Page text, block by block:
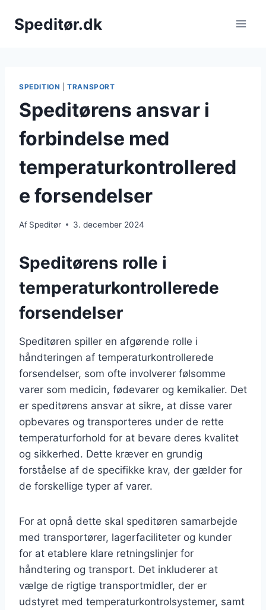
Speditør.dk
SPEDITION |TRANSPORT
Speditørens ansvar i
forbindelse med
temperaturkontrollered
e forsendelser
Af Speditør 3. december 2024
Speditørens rolle i
temperaturkontrollerede
forsendelser
Speditøren spiller en afgørende rolle i
håndteringen af temperaturkontrollerede
forsendelser, som ofte involverer følsomme
varer som medicin, fødevarer og kemikalier. Det
er speditørens ansvar at sikre, at disse varer
opbevares og transporteres under de rette
temperaturforhold for at bevare deres kvalitet
og sikkerhed. Dette kræver en grundig
forståelse af de specifikke krav, der gælder for
de forskellige typer af varer.
For at opnå dette skal speditøren samarbejde
med transportører, lagerfaciliteter og kunder
for at etablere klare retningslinjer for
håndtering og transport. Det inkluderer at
vælge de rigtige transportmidler, der er
udstyret med temperaturkontrolsystemer, samt